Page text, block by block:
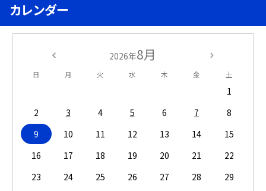
カレンダー
2026年8月
日 月 火 水 木 金 土
1
2
3 4 5 6 7
8
9
10 11 12 13 14
15
16
17 18 19 20 21
22
23
24 25 26 27 28
29